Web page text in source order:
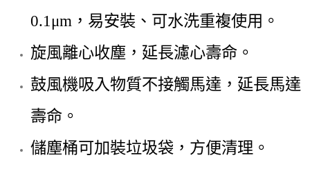
0.1μm，易安裝、可水洗重複使用。
旋風離心收塵，延長濾心壽命。
鼓風機吸入物質不接觸馬達，延長馬達
壽命。
儲塵桶可加裝垃圾袋，方便清理。